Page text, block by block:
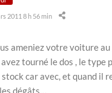
2011 8 h 56 min
ameniez votre voiture
tourné le dos , le type
car avec, et quand il
dégâts…